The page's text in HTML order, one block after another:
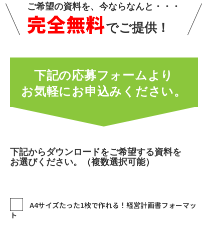
ご希望の資料を、今ならなんと・・・
完全無料でご提供！
下記の応募フォームより
お気軽にお申込みください。
下記からダウンロードをご希望する資料を
お選びください。（複数選択可能）
A4サイズたった1枚で作れる！経営計画書フォーマッ
ト